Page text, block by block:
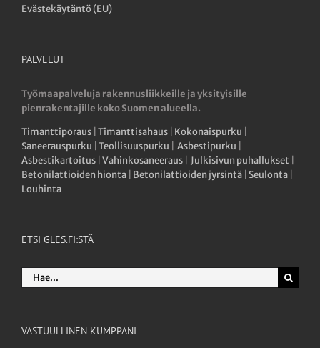
Evästekäytäntö (EU)
PALVELUT
Työmaapalveluja rakennusliikkeille ja yksityisille
pienrakentajille koko Suomen alueella.
Timanttiporaus Timanttisahaus Kokonaispurku
Saneerauspurku Teollisuuspurku Asbestipurku
Asbestikartoitus Vahinkosaneeraus Julkisivun puhallukset
Betonilattioiden hionta Betonilattioiden jyrsintä Seulonta
Louhinta
ETSI GLES.FI:STÄ
Etsi
...
VASTUULLINEN KUMPPANI